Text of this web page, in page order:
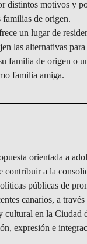
distintos motivos y
familias de origen.
un lugar de
las alternativas
familia de origen o
familia amiga.
orientada a
contribuir a la
públicas de
canarios, a
cultural en la Ciudad
expresión e